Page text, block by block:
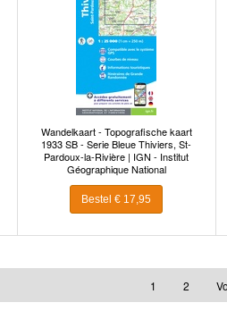
Wandelkaart - Topografische kaart
1933 SB - Serie Bleue Thiviers, St-
Pardoux-la-Rivière | IGN - Institut
Géographique National
Bestel € 17,95
1 2